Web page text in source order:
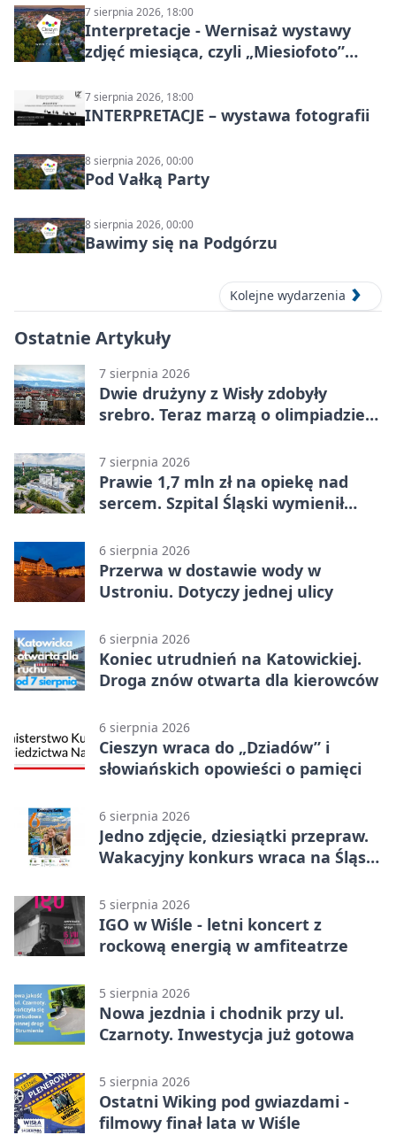
7 sierpnia 2026, 18:00
Interpretacje - Wernisaż wystawy
zdjęć miesiąca, czyli „Miesiofoto”
Fotograficznego
7 sierpnia 2026, 18:00
INTERPRETACJE – wystawa fotografii
8 sierpnia 2026, 00:00
Pod Vałką Party
8 sierpnia 2026, 00:00
Bawimy się na Podgórzu
Kolejne wydarzenia
Ostatnie Artykuły
7 sierpnia 2026
Dwie drużyny z Wisły zdobyły
srebro. Teraz marzą o olimpiadzie
7 sierpnia 2026
Prawie 1,7 mln zł na opiekę nad
sercem. Szpital Śląski wymienił
6 sierpnia 2026
Przerwa w dostawie wody w
Ustroniu. Dotyczy jednej ulicy
6 sierpnia 2026
Koniec utrudnień na Katowickiej.
Droga znów otwarta dla kierowców
6 sierpnia 2026
Cieszyn wraca do „Dziadów” i
słowiańskich opowieści o pamięci
6 sierpnia 2026
Jedno zdjęcie, dziesiątki przepraw.
Wakacyjny konkurs wraca na Śląsk
5 sierpnia 2026
IGO w Wiśle - letni koncert z
rockową energią w amfiteatrze
5 sierpnia 2026
Nowa jezdnia i chodnik przy ul.
Czarnoty. Inwestycja już gotowa
5 sierpnia 2026
Ostatni Wiking pod gwiazdami -
filmowy finał lata w Wiśle